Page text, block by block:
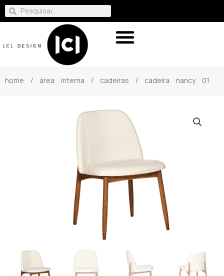
home / área interna / cadeiras / cadeira nancy 01